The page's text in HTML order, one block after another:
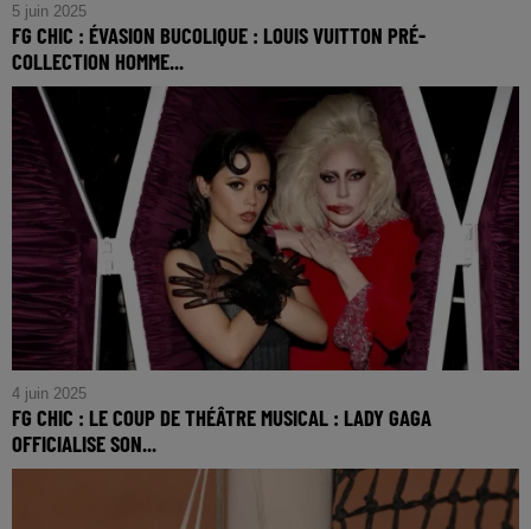
5 juin 2025
FG CHIC : ÉVASION BUCOLIQUE : LOUIS VUITTON PRÉ-
COLLECTION HOMME...
FG CHIC : ÉVASION BUCOLIQUE : LOUIS VUITTON PRÉ-
COLLECTION HOMME PRINTEMPS 2026
4 juin 2025
FG CHIC : LE COUP DE THÉÂTRE MUSICAL : LADY GAGA
OFFICIALISE SON...
FG CHIC : Le Coup de Théâtre Musical : Lady Gaga
Officialise son Rôle avec Jenna Ortega en Guest-Star